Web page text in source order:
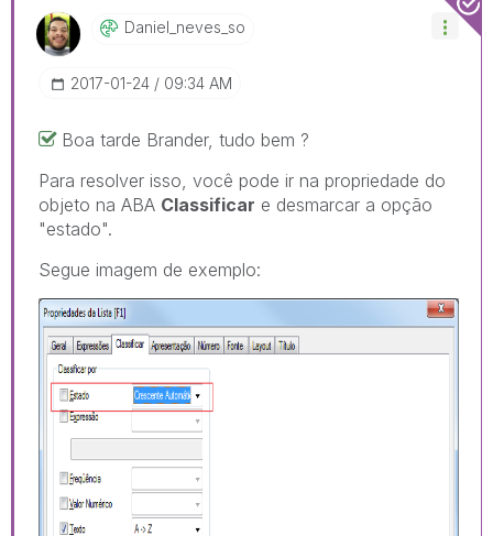
Daniel_neves_so
‎2017-01-24 09:34 AM
Boa tarde Brander, tudo bem ?
Para resolver isso, você pode ir na propriedade do
objeto na ABA Classificar e desmarcar a opção
"estado".
Segue imagem de exemplo: